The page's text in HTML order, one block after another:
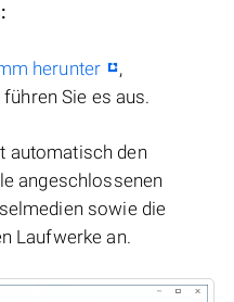
herunter
,
Sie es aus.
automatisch den
angeschlossenen
sowie die
Laufwerke an.